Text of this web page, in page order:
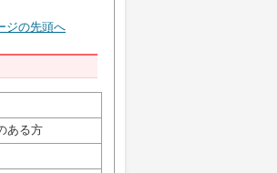
ジの先頭へ
ある方